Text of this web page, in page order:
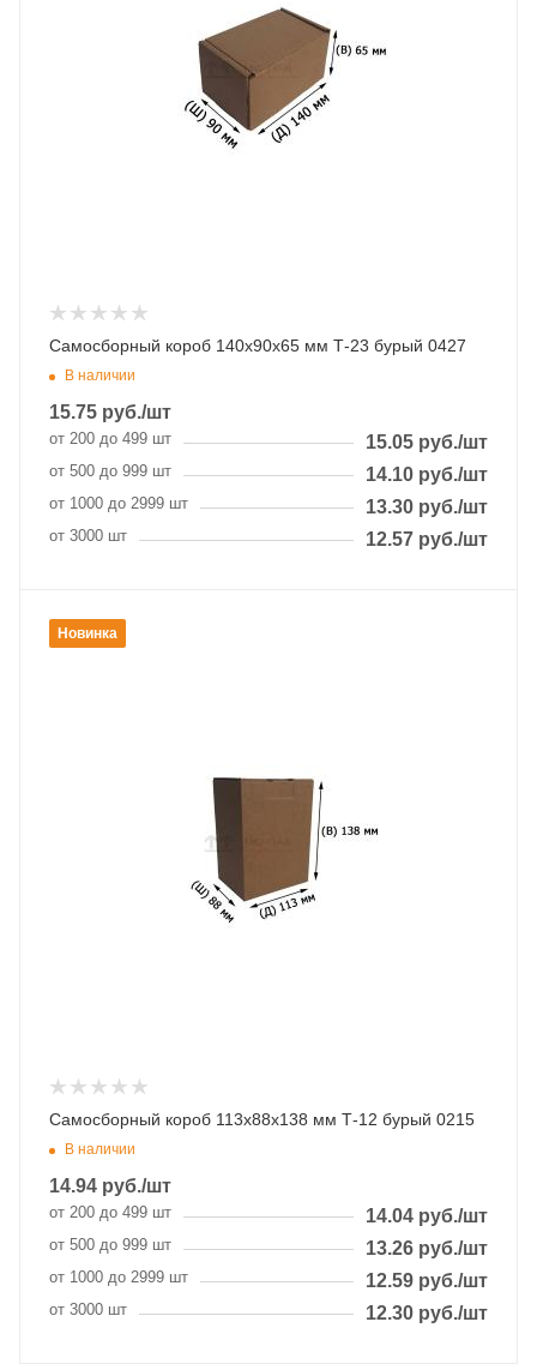
Самосборный короб 140х90х65 мм Т-23 бурый 0427
В наличии
15.75 руб./шт
от 200 до 499 шт 15.05 руб./шт
от 500 до 999 шт 14.10 руб./шт
от 1000 до 2999 шт 13.30 руб./шт
от 3000 шт 12.57 руб./шт
Новинка
Самосборный короб 113х88х138 мм Т-12 бурый 0215
В наличии
14.94 руб./шт
от 200 до 499 шт 14.04 руб./шт
от 500 до 999 шт 13.26 руб./шт
от 1000 до 2999 шт 12.59 руб./шт
от 3000 шт 12.30 руб./шт